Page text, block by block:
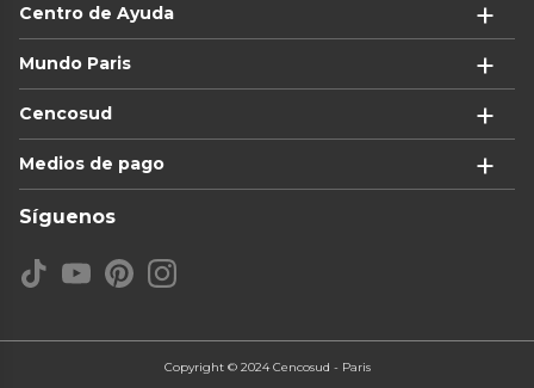
Centro de Ayuda
Mundo Paris
Cencosud
Medios de pago
Síguenos
Copyright © 2024 Cencosud - Paris